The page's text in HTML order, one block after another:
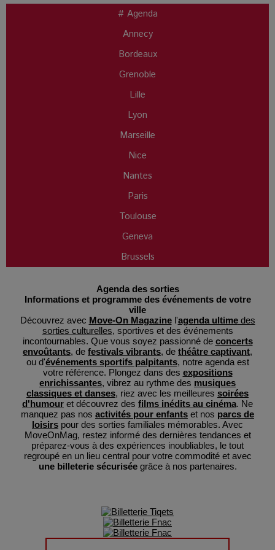
# Agenda
Annecy
Bordeaux
Grenoble
Lille
Lyon
Marseille
Nice
Nantes
Paris
Toulouse
Geneva
Brussels
Agenda des sorties
Informations et programme des événements de votre
ville
Découvrez avec Move-On Magazinel'agenda ultimedes
sorties culturelles, sportives et des événements
incontournables. Que vous soyez passionné de concerts
envoûtants, de festivals vibrants, de théâtre captivant,
ou d'événements sportifs palpitants, notre agenda est
votre référence. Plongez dans des expositions
enrichissantes, vibrez au rythme des musiques
classiques et danses, riez avec les meilleures soirées
d'humour et découvrez des films inédits au cinéma. Ne
manquez pas nos activités pour enfants et nos parcs de
loisirs pour des sorties familiales mémorables. Avec
MoveOnMag, restez informé des dernières tendances et
préparez-vous à des expériences inoubliables, le tout
regroupé en un lieu central pour votre commodité et avec
une billeterie sécuriséegrâce à nos partenaires.